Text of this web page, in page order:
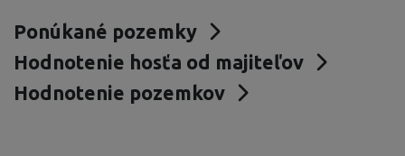
Ponúkané pozemky
Hodnotenie hosťa od majiteľov
Hodnotenie pozemkov